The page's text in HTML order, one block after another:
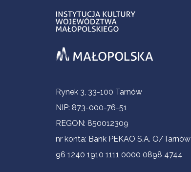
Informacje kontaktowe
Rynek 3, 33-100 Tarnów
NIP: 873-000-76-51
REGON: 850012309
nr konta: Bank PEKAO S.A. O/Tarnów
96 1240 1910 1111 0000 0898 4744